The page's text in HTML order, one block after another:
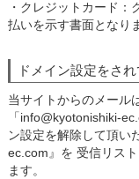
・クレジットカード
払いを示す書面となり
ドメイン設定をさ
当サイトからのメール
「info@kyotonishiki-
ン設定を解除して頂い
ec.com』を 受信リス
ます。